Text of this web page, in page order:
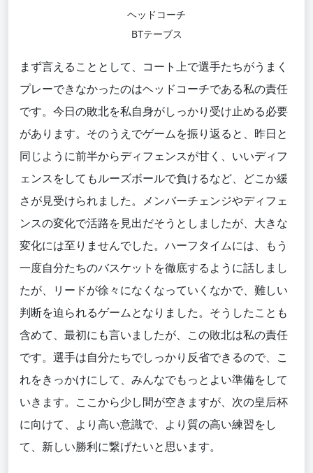
ヘッドコーチ
BTテーブス
まず言えることとして、コート上で選手たちがうまく
プレーできなかったのはヘッドコーチである私の責任
です。今日の敗北を私自身がしっかり受け止める必要
があります。そのうえでゲームを振り返ると、昨日と
同じように前半からディフェンスが甘く、いいディフ
ェンスをしてもルーズボールで負けるなど、どこか緩
さが見受けられました。メンバーチェンジやディフェ
ンスの変化で活路を見出だそうとしましたが、大きな
変化には至りませんでした。ハーフタイムには、もう
一度自分たちのバスケットを徹底するように話しまし
たが、リードが徐々になくなっていくなかで、難しい
判断を迫られるゲームとなりました。そうしたことも
含めて、最初にも言いましたが、この敗北は私の責任
です。選手は自分たちでしっかり反省できるので、こ
れをきっかけにして、みんなでもっとよい準備をして
いきます。ここから少し間が空きますが、次の皇后杯
に向けて、より高い意識で、より質の高い練習をし
て、新しい勝利に繋げたいと思います。